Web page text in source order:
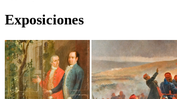
Exposiciones